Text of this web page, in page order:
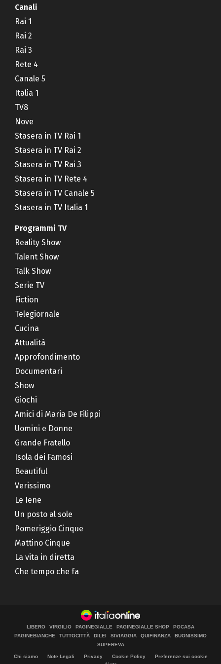
Canali
Rai 1
Rai 2
Rai 3
Rete 4
Canale 5
Italia 1
TV8
Nove
Stasera in TV Rai 1
Stasera in TV Rai 2
Stasera in TV Rai 3
Stasera in TV Rete 4
Stasera in TV Canale 5
Stasera in TV Italia 1
Programmi TV
Reality Show
Talent Show
Talk Show
Serie TV
Fiction
Telegiornale
Cucina
Attualità
Approfondimento
Documentari
Show
Giochi
Amici di Maria De Filippi
Uomini e Donne
Grande Fratello
Isola dei Famosi
Beautiful
Verissimo
Le Iene
Un posto al sole
Pomeriggio Cinque
Mattino Cinque
La vita in diretta
Che tempo che fa
LIBERO VIRGILIO PAGINEGIALLE PAGINEGIALLE SHOP
PGCASA
PAGINEBIANCHE
TUTTOCITTÀ DILEI SIVIAGGIA QUIFINANZA
BUONISSIMO
SUPEREVA
Chi siamo Note Legali Privacy Cookie Policy
Preferenze sui cookie